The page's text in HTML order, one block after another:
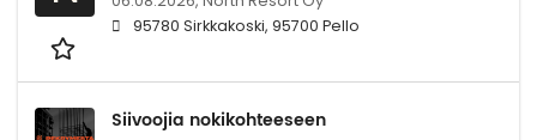
95780 Sirkkakoski, 95700 Pello
Siivoojia nokikohteeseen